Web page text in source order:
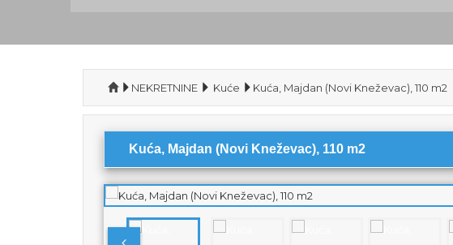
NEKRETNINE Kuće Kuća, Majdan (Novi Kneževac), 110 m2
Kuća, Majdan (Novi Kneževac), 110 m2